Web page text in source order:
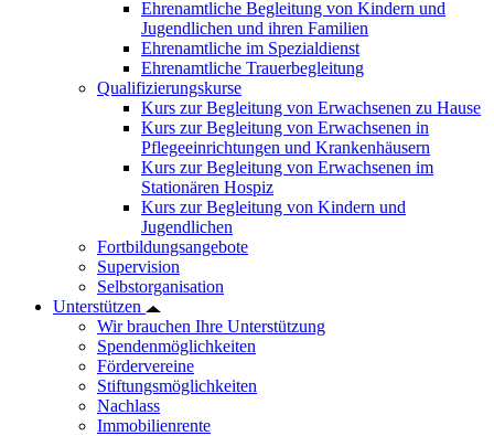
Ehrenamtliche Begleitung von Kindern und
Jugendlichen und ihren Familien
Ehrenamtliche im Spezialdienst
Ehrenamtliche Trauerbegleitung
Qualifizierungskurse
Kurs zur Begleitung von Erwachsenen zu Hause
Kurs zur Begleitung von Erwachsenen in
Pflegeeinrichtungen und Krankenhäusern
Kurs zur Begleitung von Erwachsenen im
Stationären Hospiz
Kurs zur Begleitung von Kindern und
Jugendlichen
Fortbildungsangebote
Supervision
Selbstorganisation
Unterstützen
Wir brauchen Ihre Unterstützung
Spendenmöglichkeiten
Fördervereine
Stiftungsmöglichkeiten
Nachlass
Immobilienrente